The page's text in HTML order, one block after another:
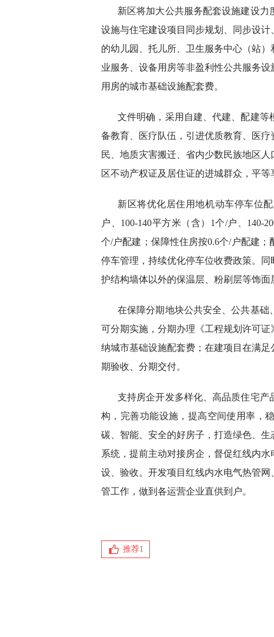
新区将加大公共服务配套设施建设
设施与住宅建设项目同步规划、同步设
的幼儿园、托儿所、卫生服务中心（站
业服务、设备用房等非盈利性公共服务
用房的城市基础设施配套费。
文件明确，采用自建、代建、配建
备教育、医疗队伍，引进优质教育、医
民、地质灾害搬迁、省内少数民族地区
区不动产权证及居住证的进城群众，平
新区将优化居住用地机动车停车位
户、100-140平方米（含）1个/户、140-
个/户配建；保障性住房按0.6个/户配建
停车管理，持续优化停车位收费政策。
护结构墙体以外的保温层、粉刷层等饰面
在保障分期地块公共安全、公共基础
可分期实施，分期办理《工程规划许可
纳城市基础设施配套费；在建项目在满
期验收、分期交付。
支持房企开发多样化、高品质住宅
构，完善功能设施，提高空间使用率，
碳、智能、安全的好房子，打造绿色、
系统，提前主动对接房企，督促红线内
设、验收。开发项目红线内水电气热管
管工作，做到各运营企业直供到户。
推荐1